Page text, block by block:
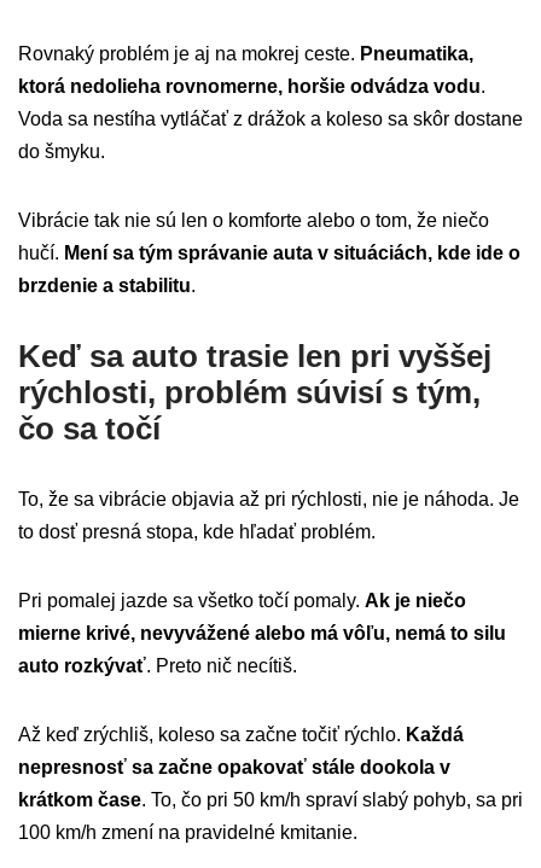
Rovnaký problém je aj na mokrej ceste. Pneumatika,
ktorá nedolieha rovnomerne, horšie odvádza vodu.
Voda sa nestíha vytláčať z drážok a koleso sa skôr dostane
do šmyku.
Vibrácie tak nie sú len o komforte alebo o tom, že niečo
hučí. Mení sa tým správanie auta v situáciách, kde ide o
brzdenie a stabilitu.
Keď sa auto trasie len pri vyššej
rýchlosti, problém súvisí s tým,
čo sa točí
To, že sa vibrácie objavia až pri rýchlosti, nie je náhoda. Je
to dosť presná stopa, kde hľadať problém.
Pri pomalej jazde sa všetko točí pomaly. Ak je niečo
mierne krivé, nevyvážené alebo má vôľu, nemá to silu
auto rozkývať. Preto nič necítiš.
Až keď zrýchliš, koleso sa začne točiť rýchlo. Každá
nepresnosť sa začne opakovať stále dookola v
krátkom čase. To, čo pri 50 km/h spraví slabý pohyb, sa pri
100 km/h zmení na pravidelné kmitanie.